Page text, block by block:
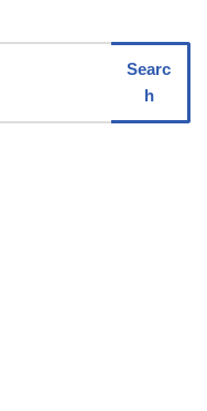
Searc
h